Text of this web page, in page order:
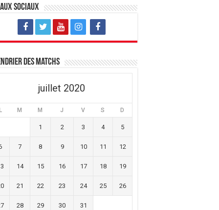
sociaux
des matchs
juillet 2020
M M J V S D
1 2 3 4 5
7 8 9 10 11 12
14 15 16 17 18 19
21 22 23 24 25 26
28 29 30 31